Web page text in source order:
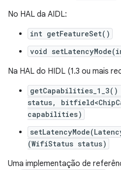
No HAL da AIDL:
int getFeatureSet()
void
Na HAL do HIDL (1.3 ou mais
status,
capabilities)
(WifiStatus status)
Uma implementação de